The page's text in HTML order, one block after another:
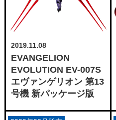
2019.11.08
EVANGELION
EVOLUTION EV-007S
エヴァンゲリオン 第13
号機 新パッケージ版